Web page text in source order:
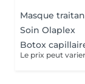
Masque
Soin Olaplex
Botox
Le prix peut